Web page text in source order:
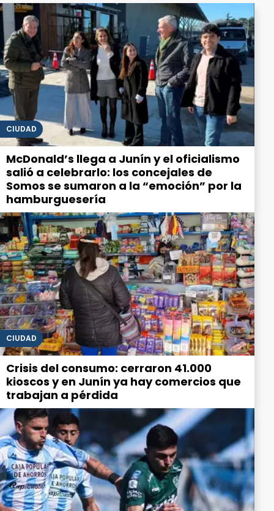
CIUDAD
McDonald’s llega a Junín y el oficialismo
salió a celebrarlo: los concejales de
Somos se sumaron a la “emoción” por la
hamburguesería
CIUDAD
Crisis del consumo: cerraron 41.000
kioscos y en Junín ya hay comercios que
trabajan a pérdida